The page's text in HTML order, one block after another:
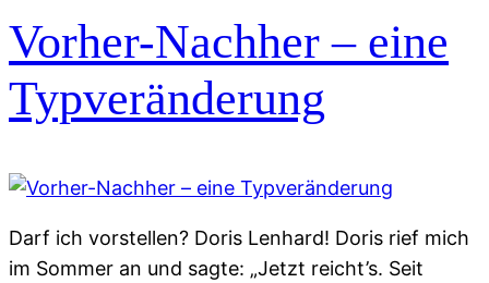
Vorher-Nachher – eine
Typveränderung
Darf ich vorstellen? Doris Lenhard! Doris rief mich
im Sommer an und sagte: „Jetzt reicht’s. Seit